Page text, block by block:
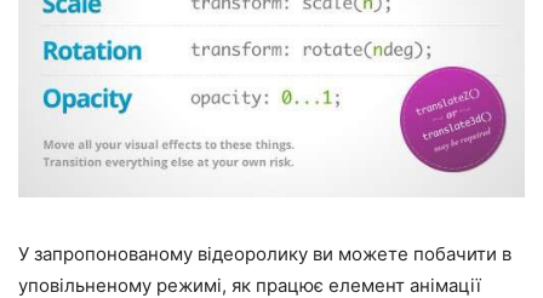
У запропонованому відеоролику ви можете побачити в
уповільненому режимі, як працює елемент анімації